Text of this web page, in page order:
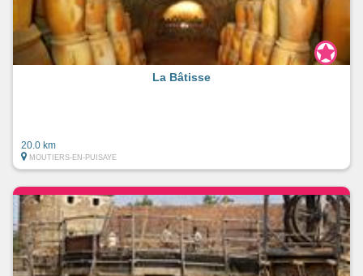
La Bâtisse
20.0 km
MOUTIERS-EN-PUISAYE